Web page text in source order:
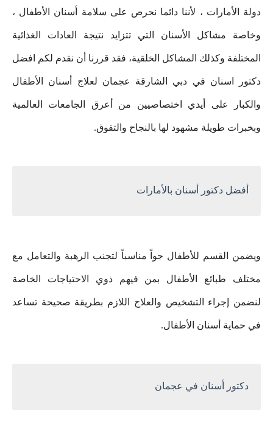
دولة الأمارات ، لأننا دائما نحرص على سلامة أسنان الأطفال ،
وخاصة مشاكل الأسنان التي تتزايد نتيجة العادات الغذائية
المختلفة وكذلك المشاكل الخلقية، فقد قررنا أن نقدم لكم افضل
دكتور اسنان في دبي الشارقة عجمان لعلاج أسنان الأطفال
والكبار على أيدي اختصاصيين من أعرق الجامعات العالمية
وبخبرات طويلة مشهود لها بالنجاح والتفوق.
أفضل دكتور أسنان بالأمارات
ويضمن القسم للأطفال جواً مناسباً لتجنب الرهبة والتعامل مع
مختلف طبائع الأطفال بمن فيهم ذوي الاحتياجات الخاصة
لنضمن إجراء التشخيص والعلاج اللازم بطريقة صحيحة تساعد
في حماية أسنان الأطفال.
دكتور أسنان في عجمان